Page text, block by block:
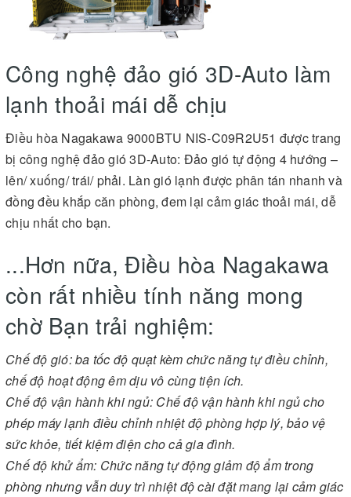
Công nghệ đảo gió 3D-Auto làm
lạnh thoải mái dễ chịu
Điều hòa Nagakawa 9000BTU NIS-C09R2U51 được trang
bị công nghệ đảo gió 3D-Auto: Đảo gió tự động 4 hướng –
lên/ xuống/ trái/ phải. Làn gió lạnh được phân tán nhanh và
đồng đều khắp căn phòng, đem lại cảm giác thoải mái, dễ
chịu nhất cho bạn.
...Hơn nữa, Điều hòa Nagakawa
còn rất nhiều tính năng mong
chờ Bạn trải nghiệm:
Chế độ gió: ba tốc độ quạt kèm chức năng tự điều chỉnh,
chế độ hoạt động êm dịu vô cùng tiện ích.
Chế độ vận hành khi ngủ: Chế độ vận hành khi ngủ cho
phép máy lạnh điều chỉnh nhiệt độ phòng hợp lý, bảo vệ
sức khỏe, tiết kiệm điện cho cả gia đình.
Chế độ khử ẩm: Chức năng tự động giảm độ ẩm trong
phòng nhưng vẫn duy trì nhiệt độ cài đặt mang lại cảm giác